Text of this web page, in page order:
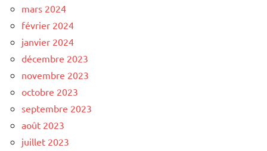
mars 2024
février 2024
janvier 2024
décembre 2023
novembre 2023
octobre 2023
septembre 2023
août 2023
juillet 2023